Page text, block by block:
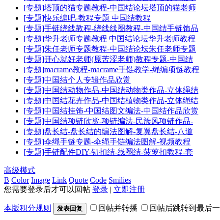
[专题]塔顶的猫专题教程-中国结论坛塔顶的猫老师
[专题]快乐编吧-教程专题 中国结教程
[专题]手链绕线教程-绕线线圈教程-中国结手链饰品
[专题]华升老师专题教程 中国结论坛华升老师教程
[专题]朱任老师专题教程-中国结论坛朱任老师专题
[专题]开心就好老师(原苦涩老师)教程专题-中国结
[专题]macrame教程-macrame手链教学-绳编项链教程
[专题]中国结个人专辑作品欣赏
[专题]中国结动物作品-中国结动物类作品-立体绳结
[专题]中国结花卉作品-中国结植物类作品-立体绳结
[专题]中国结挂饰-中国结图文编法-中国结作品欣赏
[专题]中国结项链欣赏-项链编法-民族风项链作品-
[专题]盘长结-盘长结的编法图解-复翼盘长结-八道
[专题]伞绳手链专题-伞绳手链编法图解-视频教程
[专题]手链配件DIY-钮扣结-线圈结-菠萝扣教程-套
高级模式
B Color Image Link Quote Code Smilies
您需要登录后才可以回帖 登录 | 立即注册
本版积分规则 发表回复 回帖并转播 回帖后跳转到最后